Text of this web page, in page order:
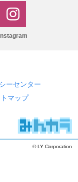
Instagram
ーセンター
マップ
© LY Corporation